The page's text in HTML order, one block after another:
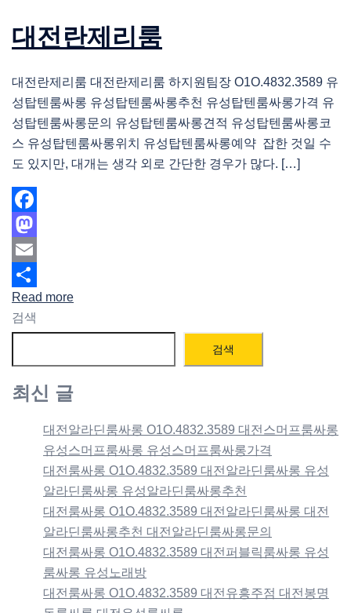
대전란제리룸
대전란제리룸 대전란제리룸 하지원팀장 O1O.4832.3589 유
성탑텐룸싸롱 유성탑텐룸싸롱추천 유성탑텐룸싸롱가격 유
성탑텐룸싸롱문의 유성탑텐룸싸롱견적 유성탑텐룸싸롱코
스 유성탑텐룸싸롱위치 유성탑텐룸싸롱예약 잡한 것일 수
도 있지만, 대개는 생각 외로 간단한 경우가 많다. […]
Facebook
Mastodon
Email
Share
Read more
검색
검색
최신 글
대전알라딘룸싸롱 O1O.4832.3589 대전스머프룸싸롱
유성스머프룸싸롱 유성스머프룸싸롱가격
대전룸싸롱 O1O.4832.3589 대전알라딘룸싸롱 유성
알라딘룸싸롱 유성알라딘룸싸롱추천
대전룸싸롱 O1O.4832.3589 대전알라딘룸싸롱 대전
알라딘룸싸롱추천 대전알라딘룸싸롱문의
대전룸싸롱 O1O.4832.3589 대전퍼블릭룸싸롱 유성
룸싸롱 유성노래방
대전룸싸롱 O1O.4832.3589 대전유흥주점 대전봉명